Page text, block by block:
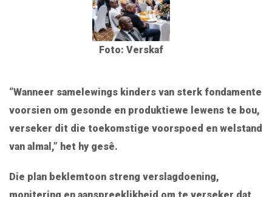
Foto: Verskaf
“Wanneer samelewings kinders van sterk fondamente
voorsien om gesonde en produktiewe lewens te bou,
verseker dit die toekomstige voorspoed en welstand
van almal,” het hy gesê.
Die plan beklemtoon streng verslagdoening,